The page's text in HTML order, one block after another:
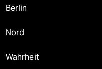
Berlin
Nord
Wahrheit